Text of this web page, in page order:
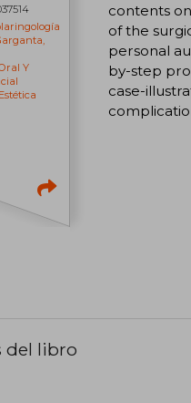
Y
contents
of the
personal
by-step
case-
del libro